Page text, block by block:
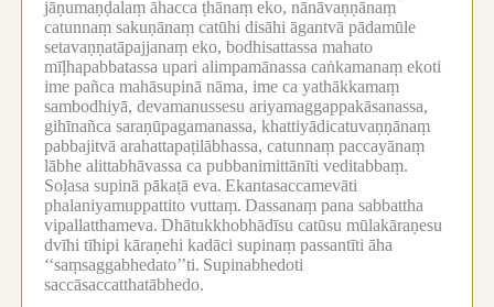
jāṇumaṇḍalaṃ āhacca ṭhānaṃ eko, nānāvaṇṇānaṃ
catunnaṃ sakuṇānaṃ catūhi disāhi āgantvā pādamūle
setavaṇṇatāpajjanaṃ eko, bodhisattassa mahato
mīḷhapabbatassa upari alimpamānassa caṅkamanaṃ ekoti
ime pañca mahāsupinā nāma, ime ca yathākkamaṃ
sambodhiyā, devamanussesu ariyamaggappakāsanassa,
gihīnañca saraṇūpagamanassa, khattiyādicatuvaṇṇānaṃ
pabbajitvā arahattapaṭilābhassa, catunnaṃ paccayānaṃ
lābhe alittabhāvassa ca pubbanimittānīti veditabbaṃ.
Soḷasa supinā pākaṭā eva. Ekantasaccamevāti
phalaniyamuppattito vuttaṃ. Dassanaṃ pana sabbattha
vipallatthameva. Dhātukkhobhādīsu catūsu mūlakāraṇesu
dvīhi tīhipi kāraṇehi kadāci supinaṃ passantīti āha
‘‘saṃsaggabhedato’’ti. Supinabhedoti
saccāsaccatthatābhedo.